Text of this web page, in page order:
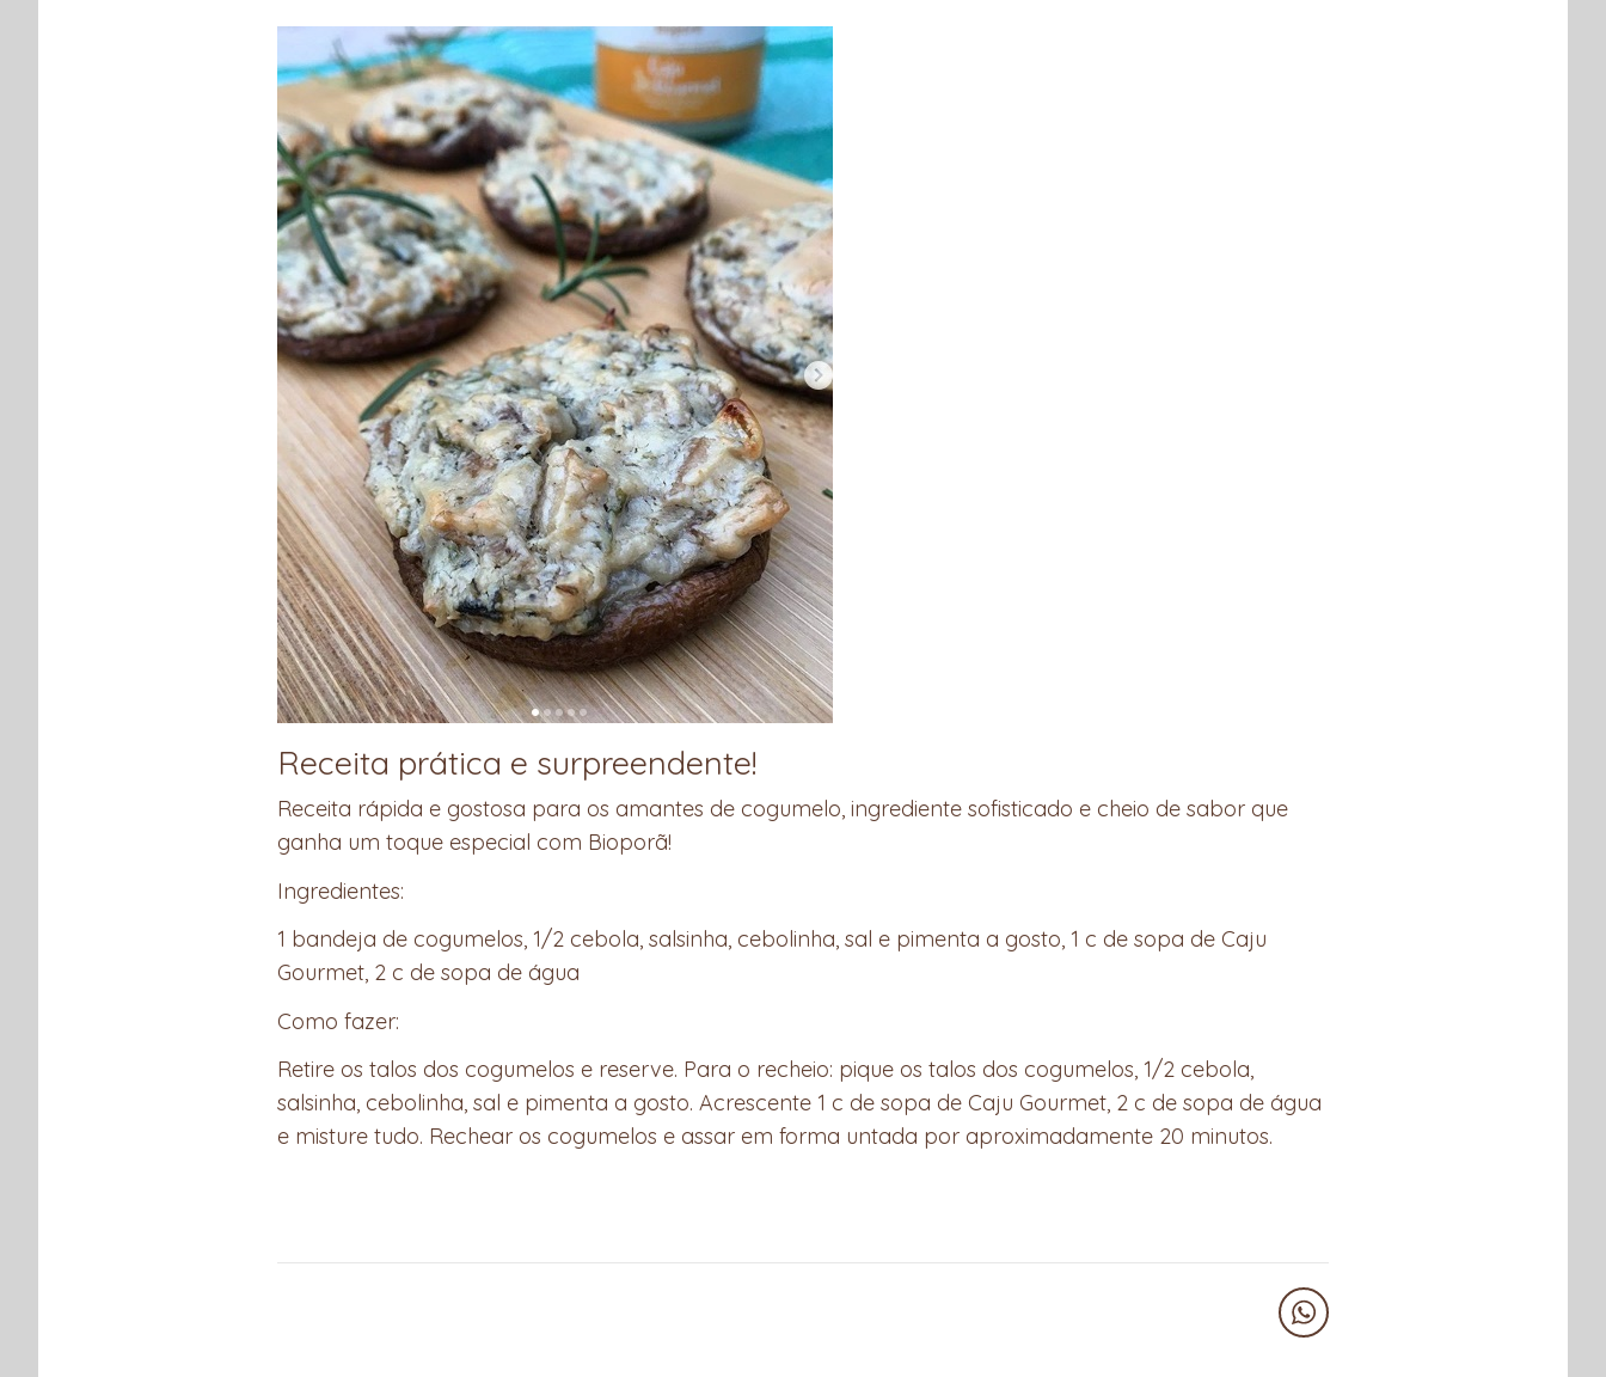
Receita prática e surpreendente!
Receita rápida e gostosa para os amantes de cogumelo, ingrediente sofisticado e cheio de sabor que
ganha um toque especial com Bioporã!
Ingredientes:
1 bandeja de cogumelos, 1/2 cebola, salsinha, cebolinha, sal e pimenta a gosto, 1 c de sopa de Caju
Gourmet, 2 c de sopa de água
Como fazer:
Retire os talos dos cogumelos e reserve. Para o recheio: pique os talos dos cogumelos, 1/2 cebola,
salsinha, cebolinha, sal e pimenta a gosto. Acrescente 1 c de sopa de Caju Gourmet, 2 c de sopa de água
e misture tudo. Rechear os cogumelos e assar em forma untada por aproximadamente 20 minutos.